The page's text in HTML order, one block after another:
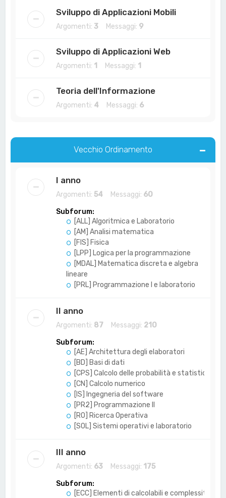
Sviluppo di Applicazioni Mobili
Argomenti: 3 Messaggi: 9
Sviluppo di Applicazioni Web
Argomenti: 1 Messaggi: 1
Teoria dell'Informazione
Argomenti: 4 Messaggi: 6
Vecchio Ordinamento
I anno
Argomenti: 54 Messaggi: 60
Subforum:
[ALL] Algoritmica e Laboratorio
[AM] Analisi matematica
[FIS] Fisica
[LPP] Logica per la programmazione
[MDAL] Matematica discreta e algebra
lineare
[PRL] Programmazione I e laboratorio
II anno
Argomenti: 87 Messaggi: 210
Subforum:
[AE] Architettura degli elaboratori
[BD] Basi di dati
[CPS] Calcolo delle probabilità e statistica
[CN] Calcolo numerico
[IS] Ingegneria del software
[PR2] Programmazione II
[RO] Ricerca Operativa
[SOL] Sistemi operativi e laboratorio
III anno
Argomenti: 63 Messaggi: 175
Subforum:
[ECC] Elementi di calcolabili e complessità